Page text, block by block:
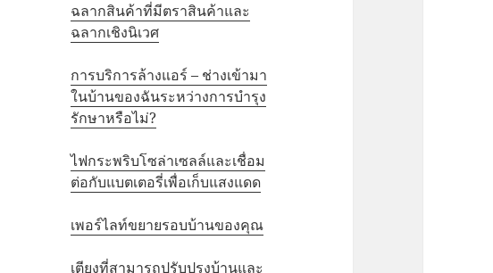
ฉลากสินค้าที่มีตราสินค้าและ
ฉลากเชิงนิเวศ
การบริการล้างแอร์ – ช่างเข้ามา
ในบ้านของฉันระหว่างการบำรุง
รักษาหรือไม่?
ไฟกระพริบโซล่าเซลล์และเชื่อม
ต่อกับแบตเตอรี่เพื่อเก็บแสงแดด
เพอร์ไลท์ขยายรอบบ้านของคุณ
เตียงที่สามารถปรับปรุงบ้านและ